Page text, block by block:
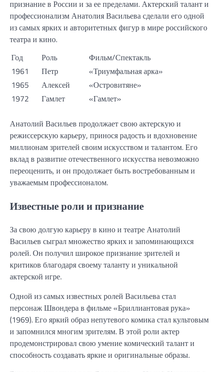
признание в России и за ее пределами. Актерский талант и
профессионализм Анатолия Васильева сделали его одной
из самых ярких и авторитетных фигур в мире российского
театра и кино.
Год
Роль
Фильм/Спектакль
1961
Петр
«Триумфальная арка»
1965
Алексей
«Островитяне»
1972
Гамлет «Гамлет»
Анатолий Васильев продолжает свою актерскую и
режиссерскую карьеру, принося радость и вдохновение
миллионам зрителей своим искусством и талантом. Его
вклад в развитие отечественного искусства невозможно
переоценить, и он продолжает быть востребованным и
уважаемым профессионалом.
Известные роли и признание
За свою долгую карьеру в кино и театре Анатолий
Васильев сыграл множество ярких и запоминающихся
ролей. Он получил широкое признание зрителей и
критиков благодаря своему таланту и уникальной
актерской игре.
Одной из самых известных ролей Васильева стал
персонаж Швондера в фильме «Бриллиантовая рука»
(1969). Его яркий образ непутевого комика стал культовым
и запомнился многим зрителям. В этой роли актер
продемонстрировал свою умение комический талант и
способность создавать яркие и оригинальные образы.